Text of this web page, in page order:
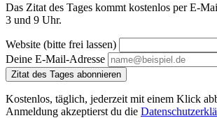
Das Zitat des Tages kommt kostenlos per E-
3 und 9 Uhr.
Website (bitte frei lassen)
Deine E-Mail-Adresse
Zitat des Tages abonnieren
Kostenlos, täglich, jederzeit mit einem Klick
Anmeldung akzeptierst du die